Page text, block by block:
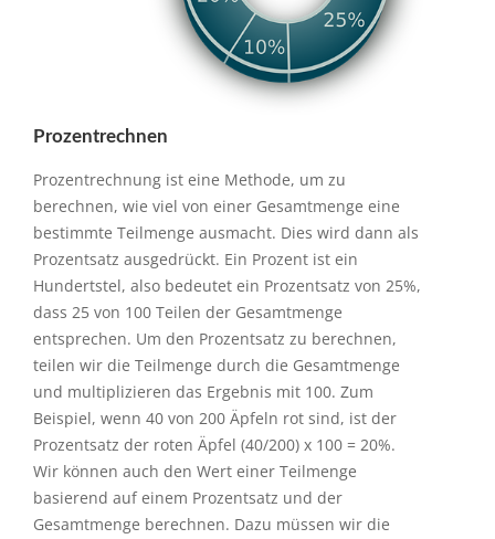
Prozentrechnen
Prozentrechnung ist eine Methode, um zu
berechnen, wie viel von einer Gesamtmenge eine
bestimmte Teilmenge ausmacht. Dies wird dann als
Prozentsatz ausgedrückt. Ein Prozent ist ein
Hundertstel, also bedeutet ein Prozentsatz von 25%,
dass 25 von 100 Teilen der Gesamtmenge
entsprechen. Um den Prozentsatz zu berechnen,
teilen wir die Teilmenge durch die Gesamtmenge
und multiplizieren das Ergebnis mit 100. Zum
Beispiel, wenn 40 von 200 Äpfeln rot sind, ist der
Prozentsatz der roten Äpfel (40/200) x 100 = 20%.
Wir können auch den Wert einer Teilmenge
basierend auf einem Prozentsatz und der
Gesamtmenge berechnen. Dazu müssen wir die